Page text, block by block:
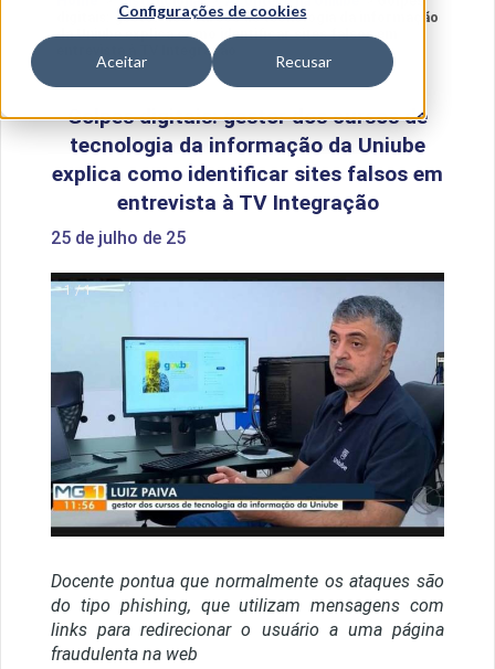
Configurações de cookies
Aceitar Recusar
digitais: gestor dos cursos de tecnologia da informação
da Uniube explica como identificar sites falsos em
entrevista à TV Integração
Golpes digitais: gestor dos cursos de
tecnologia da informação da Uniube
explica como identificar sites falsos em
entrevista à TV Integração
25 de julho de 25
1 / 1
Docente pontua que normalmente os ataques são
do tipo phishing, que utilizam mensagens com
links para redirecionar o usuário a uma página
fraudulenta na web